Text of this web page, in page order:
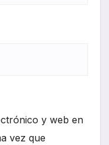
y web en
vez que